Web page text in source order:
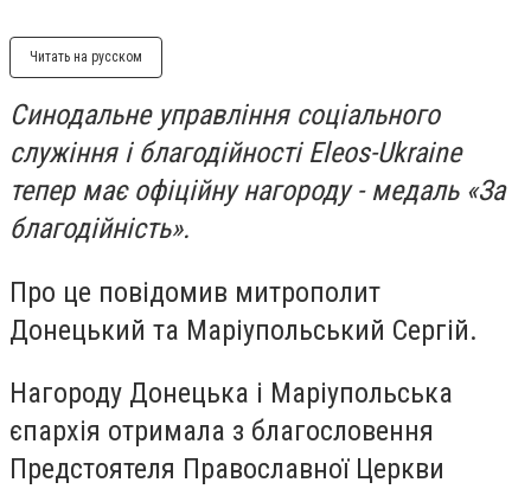
Читать на русском
Синодальне управління соціального
служіння і благодійності Eleos-Ukraine
тепер має офіційну нагороду - медаль «За
благодійність».
Про це повідомив митрополит
Донецький та Маріупольський Сергій.
Нагороду Донецька і Маріупольська
єпархія отримала з благословення
Предстоятеля Православної Церкви